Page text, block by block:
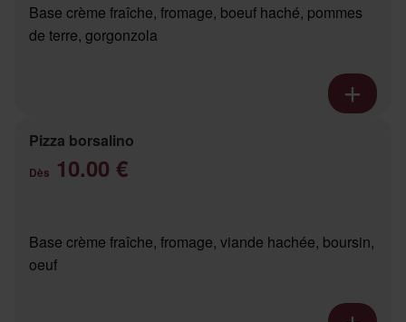
Base crème fraîche, fromage, boeuf haché, pommes
de terre, gorgonzola
Pizza borsalino
Dès 10.00 €
Base crème fraîche, fromage, viande hachée, boursin,
oeuf